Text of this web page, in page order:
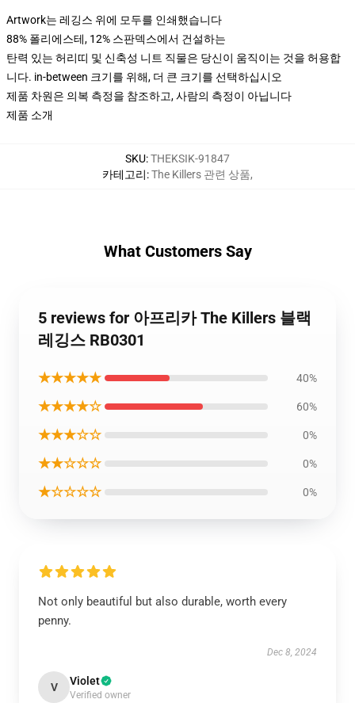
Artwork는 레깅스 위에 모두를 인쇄했습니다
88% 폴리에스테, 12% 스판덱스에서 건설하는
탄력 있는 허리띠 및 신축성 니트 직물은 당신이 움직이는 것을 허용합
니다. in-between 크기를 위해, 더 큰 크기를 선택하십시오
제품 차원은 의복 측정을 참조하고, 사람의 측정이 아닙니다
제품 소개
SKU:THEKSIK-91847
카테고리:The Killers 관련 상품,
What Customers Say
5 reviews for 아프리카 The Killers 블랙
레깅스 RB0301
★★★★★ 40%
★★★★☆ 60%
★★★☆☆ 0%
★★☆☆☆ 0%
★☆☆☆☆ 0%
Not only beautiful but also durable, worth every
penny.
Dec 8, 2024
V Violet
Verified owner